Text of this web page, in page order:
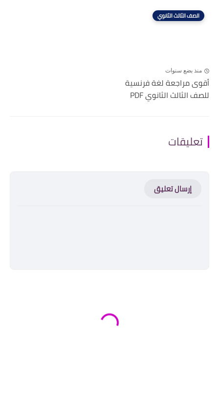
الصف الثالث الثانوي
منذ بضع سنوات
أقوى مراجعة لغة فرنسية
للصف الثالث الثانوي PDF
تعليقات
إرسال تعليق